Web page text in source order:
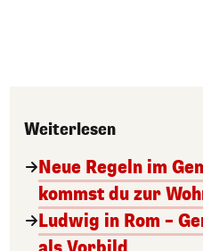
Weiterlesen
Neue Regeln im
kommst du zur
Ludwig in Rom –